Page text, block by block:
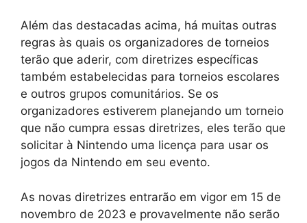
Além das destacadas acima, há muitas outras
regras às quais os organizadores de torneios
terão que aderir, com diretrizes específicas
também estabelecidas para torneios escolares
e outros grupos comunitários. Se os
organizadores estiverem planejando um torneio
que não cumpra essas diretrizes, eles terão que
solicitar à Nintendo uma licença para usar os
jogos da Nintendo em seu evento.
As novas diretrizes entrarão em vigor em 15 de
novembro de 2023 e provavelmente não serão